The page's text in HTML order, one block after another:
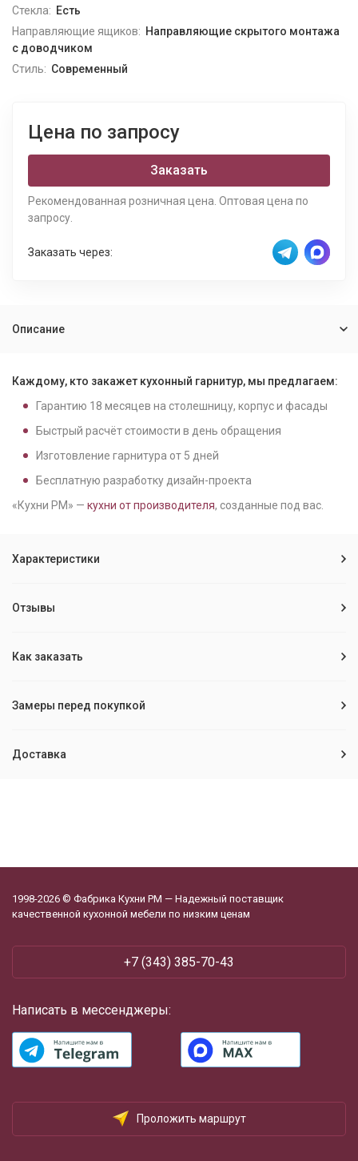
Стекла: Есть
Направляющие ящиков: Направляющие скрытого монтажа
с доводчиком
Стиль: Современный
Цена по запросу
Заказать
Рекомендованная розничная цена. Оптовая цена по
запросу.
Заказать через:
Описание
Каждому, кто закажет кухонный гарнитур, мы предлагаем:
Гарантию 18 месяцев на столешницу, корпус и фасады
Быстрый расчёт стоимости в день обращения
Изготовление гарнитура от 5 дней
Бесплатную разработку дизайн-проекта
«Кухни РМ» — кухни от производителя, созданные под вас.
Характеристики
Отзывы
Как заказать
Замеры перед покупкой
Доставка
1998-2026 © Фабрика Кухни РМ — Надежный поставщик
качественной кухонной мебели по низким ценам
‪+7 (343) 385-70-43
Написать в мессенджеры:
Проложить маршрут